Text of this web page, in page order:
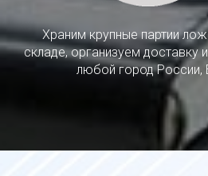
Храним крупные партии
складе, организуем доставку
любой город России,